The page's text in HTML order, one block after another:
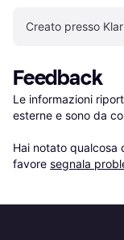
Creato presso
Feedback
Le informazioni
esterne e sono da
Hai notato qualcosa
favore segnala